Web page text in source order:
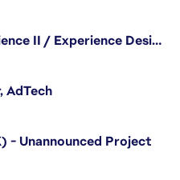
Concepteur.trice de l’expérience II / Experience Designer II
AdTech
- Unannounced Project